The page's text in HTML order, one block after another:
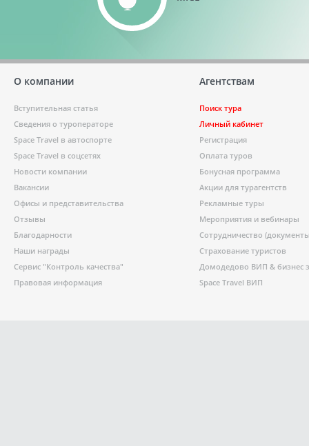
О компании
Вступительная статья
Сведения о туроператоре
Space Travel в автоспорте
Space Travel в соцсетях
Новости компании
Вакансии
Офисы и представительства
Отзывы
Благодарности
Наши награды
Сервис "Контроль качества"
Правовая информация
Агентствам
Поиск тура
Личный кабинет
Регистрация
Оплата туров
Бонусная программа
Акции для турагентств
Рекламные туры
Мероприятия и вебинары
Сотрудничество
Страхование туристов
Домодедово ВИП & бизнес
Space Travel ВИП